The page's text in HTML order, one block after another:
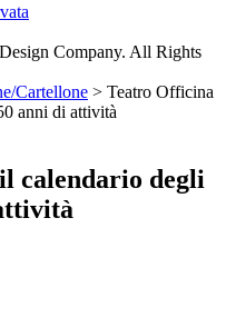
Company. All Rights
Cartellone > Teatro Officina
anni di attività
calendario degli